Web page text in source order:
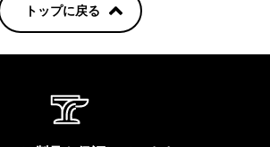
トップに戻る